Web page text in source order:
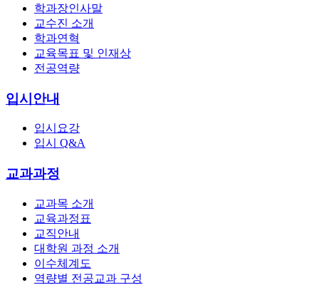
학과장인사말
교수진 소개
학과연혁
교육목표 및 인재상
전공역량
입시안내
입시요강
입시 Q&A
교과과정
교과목 소개
교육과정표
교직안내
대학원 과정 소개
이수체계도
역량별 전공교과 구성